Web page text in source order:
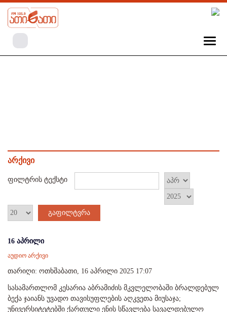
არქივი
ფილტრის ტექსტი
გაფილტვრა
16 აპრილი
აუდიო არქივი
თარიღი: ოთხშაბათი, 16 აპრილი 2025 17:07
სასამართლომ კესარია აბრამიძის მკვლელობაში ბრალდებულ
ბექა ჯაიანს უვადო თავისუფლების აღკვეთა მიუსაჯა;
უნივერსიტეტებში ქართული ენის სწავლება სავალდებულო